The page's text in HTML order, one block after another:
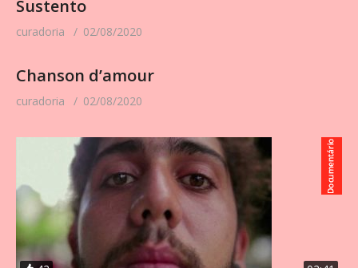
Sustento
curadoria 02/08/2020
Chanson d’amour
curadoria 02/08/2020